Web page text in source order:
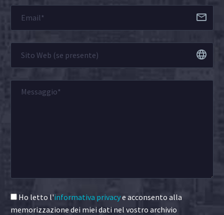
Ho letto l'informativa privacye acconsento alla
memorizzazione dei miei dati nel vostro archivio